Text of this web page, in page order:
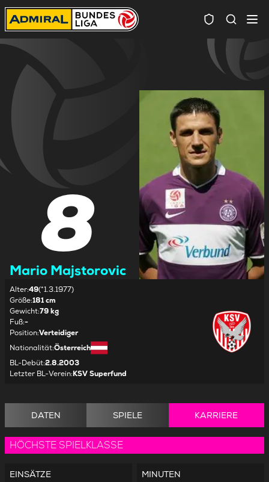
8
Mario Majstorovic
Alter:49(*1.3.1977)
Größe:181 cm
Gewicht:79 kg
Fuß:-
Position:Verteidiger
Nationalität:Österreich
BL-Debüt:2.8.2003
Letzter BL-Verein:KSV Superfund
DATEN SPIELE KARRIERE
HÖCHSTE SPIELKLASSE
EINSÄTZE MINUTEN